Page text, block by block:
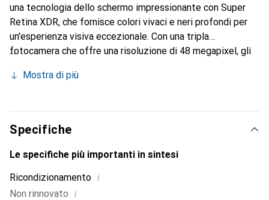
una tecnologia dello schermo impressionante con Super
Retina XDR, che fornisce colori vivaci e neri profondi per
un'esperienza visiva eccezionale. Con una tripla
fotocamera che offre una risoluzione di 48 megapixel, gli
dispositivo supporta sia schede SIM che eSIM ed è
connessione veloce e affidabile. Il potente processore A e
la generosa memoria RAM di 8 GB assicurano prestazioni
fluide, mentre la capacità di archiviazione di 256 GB offre
spazio sufficiente per app, foto e video. L'iPhone 16 Pro
raffinato in White Titanium e una costruzione robusta che
soddisfa lo standard di protezione IP68.
Mostra di più
Specifiche
Le specifiche più importanti in sintesi
Ricondizionamento i
Non rinnovato i